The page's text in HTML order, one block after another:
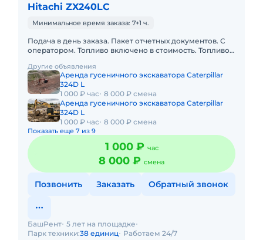
Hitachi ZX240LC
Минимальное время заказа: 7+1 ч.
Подача в день заказа. Пакет отчетных документов. С
оператором. Топливо включено в стоимость. Топливо
Краткосрочная а
Другие объявления
Аренда гусеничного экскаватора Caterpillar
324D L
1 000 ₽ час
8 000 ₽ смена
Аренда гусеничного экскаватора Caterpillar
324D L
1 000 ₽ час
8 000 ₽ смена
Показать еще 7 из 9
1 000 ₽ час
8 000 ₽ смена
Позвонить Заказать Обратный звонок
БашРент 5 лет на площадке
Парк техники:38 единиц Работаем 24/7